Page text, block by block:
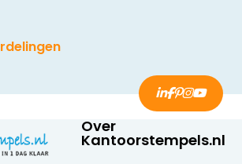
Over
Kantoorstempels.nl